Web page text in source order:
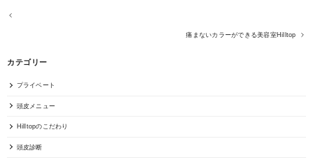
痛まないカラーができる美容室Hilltop
カテゴリー
プライベート
頭皮メニュー
Hilltopのこだわり
頭皮診断